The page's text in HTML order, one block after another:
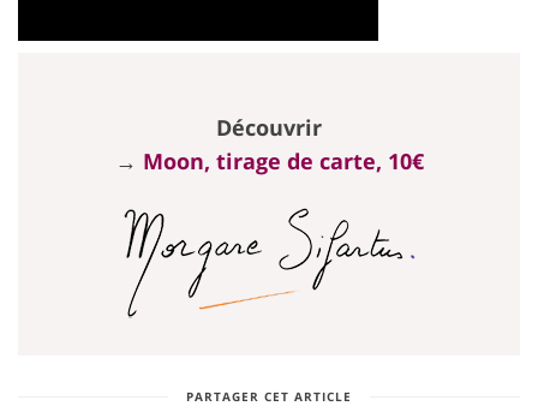
Découvrir
→ Moon, tirage de carte, 10€
PARTAGER CET ARTICLE